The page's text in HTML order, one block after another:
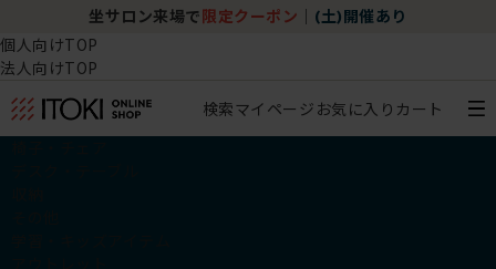
坐サロン来場で 限定クーポン (土)開催あり
個人向けTOP
法人向けTOP
検索マイページ お気に入り カート